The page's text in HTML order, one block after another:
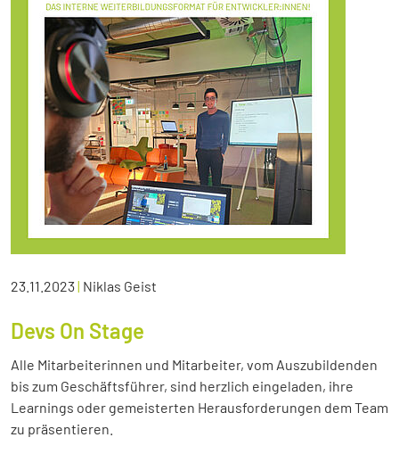
23.11.2023| Niklas Geist
Devs On Stage
Alle Mitarbeiterinnen und Mitarbeiter, vom Auszubildenden
bis zum Geschäftsführer, sind herzlich eingeladen, ihre
Learnings oder gemeisterten Herausforderungen dem Team
zu präsentieren.